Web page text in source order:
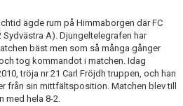
ägde rum på Himmaborgen där FC
Sydvästra A). Djungeltelegrafen har
bäst men som så många gånger
tog kommandot i matchen. Idag
tröja nr 21 Carl Fröjdh truppen, och han
från sin mittfältsposition. Matchen blev till
med hela 8-2.